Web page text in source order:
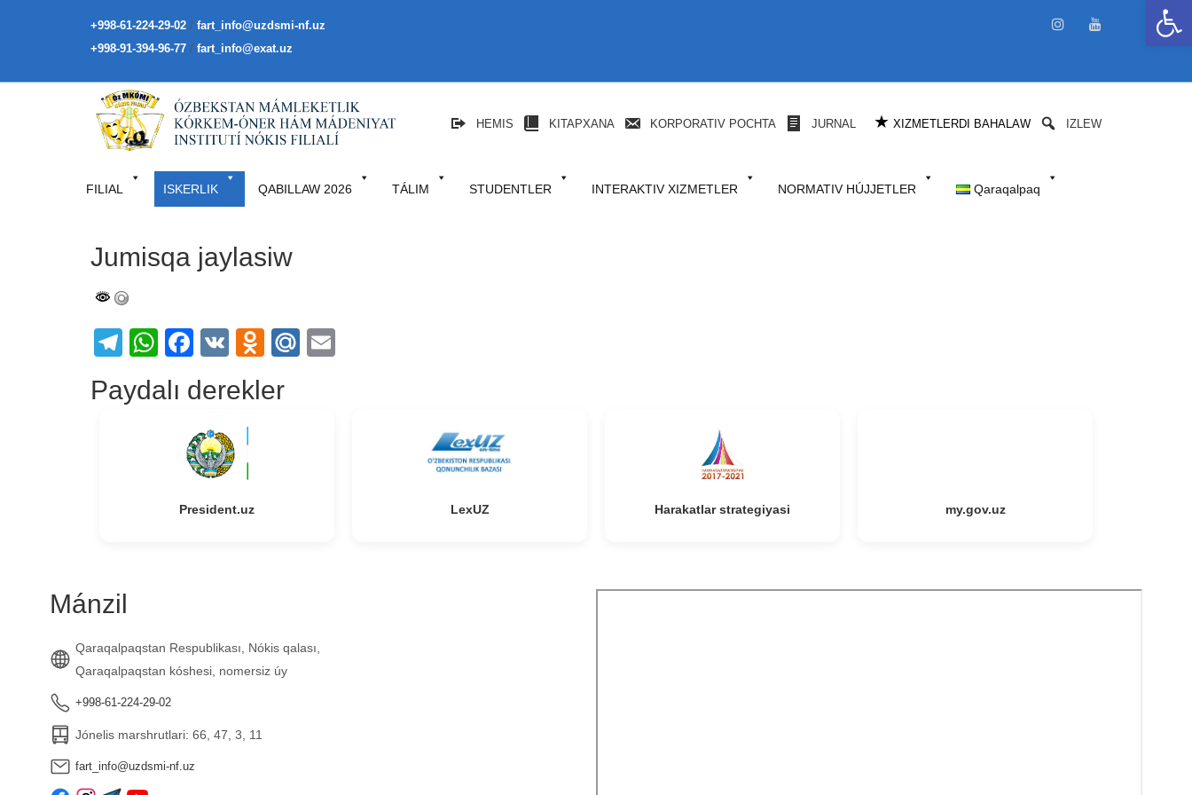
+998-61-224-29-02 / fart_info@uzdsmi-nf.uz
+998-91-394-96-77 / fart_info@exat.uz
HEMIS KITAPXANA KORPORATIV POCHTA JURNAL ★ XIZMETLERDI BAHALAW IZLEW
FILIAL ISKERLIK QABILLAW 2026 TÁLIM STUDENTLER INTERAKTIV XIZMETLER NORMATIV HÚJJETLER Qaraqalpaq
Jumisqa jaylasiw
Telegram
WhatsApp
Facebook
VK Odnoklassniki
Mail.Ru
Paydalı derekler
President.uz LexUZ Harakatlar strategiyasi my.gov.uz
Mánzil
Qaraqalpaqstan Respublikası, Nókis qalası,
Qaraqalpaqstan kóshesi, nomersiz úy
+998-61-224-29-02
Jónelis marshrutlari: 66, 47, 3, 11
fart_info@uzdsmi-nf.uz